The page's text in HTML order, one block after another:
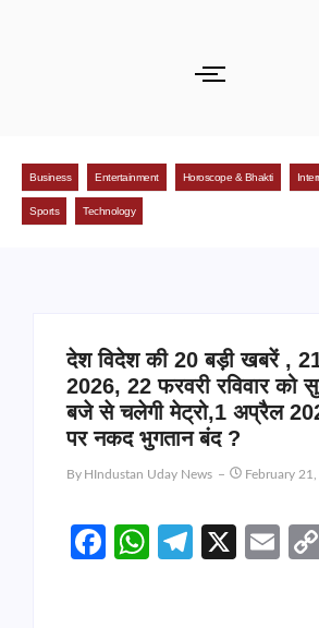
Business Entertainment Horoscope & Bhakti
Sports Technology
देश विदेश की 20 बड़ी खबरें ,
2026, 22 फरवरी रविवार को
बजे से चलेगी मेट्रो,1 अप्रैल
पर नकद भुगतान बंद ?
By HIndustan Uday News February
Facebook
WhatsApp
Telegram
X